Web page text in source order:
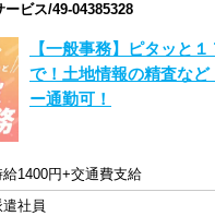
ビス/49-04385328
【一般事務】ピタッと１
で！土地情報の精査など
ー通勤可！
給1400円+交通費支給
遣社員